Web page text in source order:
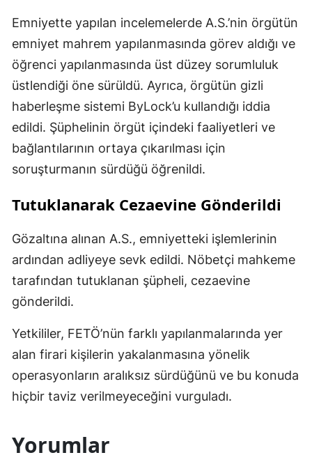
Emniyette yapılan incelemelerde A.S.’nin örgütün
emniyet mahrem yapılanmasında görev aldığı ve
öğrenci yapılanmasında üst düzey sorumluluk
üstlendiği öne sürüldü. Ayrıca, örgütün gizli
haberleşme sistemi ByLock’u kullandığı iddia
edildi. Şüphelinin örgüt içindeki faaliyetleri ve
bağlantılarının ortaya çıkarılması için
soruşturmanın sürdüğü öğrenildi.
Tutuklanarak Cezaevine Gönderildi
Gözaltına alınan A.S., emniyetteki işlemlerinin
ardından adliyeye sevk edildi. Nöbetçi mahkeme
tarafından tutuklanan şüpheli, cezaevine
gönderildi.
Yetkililer, FETÖ’nün farklı yapılanmalarında yer
alan firari kişilerin yakalanmasına yönelik
operasyonların aralıksız sürdüğünü ve bu konuda
hiçbir taviz verilmeyeceğini vurguladı.
Yorumlar